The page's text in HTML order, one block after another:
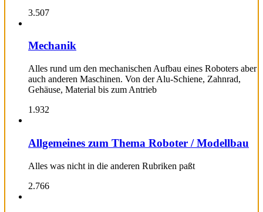
3.507
Mechanik
Alles rund um den mechanischen Aufbau eines Roboters aber
auch anderen Maschinen. Von der Alu-Schiene, Zahnrad,
Gehäuse, Material bis zum Antrieb
1.932
Allgemeines zum Thema Roboter / Modellbau
Alles was nicht in die anderen Rubriken paßt
2.766